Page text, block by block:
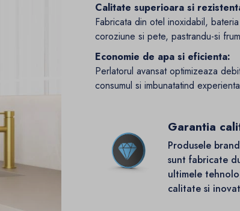
Calitate superioara si
Fabricata din otel inoxidabil,
coroziune si pete, pastrandu-si
Economie de apa si eficienta:
Perlatorul avansat optimizeaza
consumul si imbunatatind
Garantia
Produsele
sunt fabricate
ultimele
calitate si